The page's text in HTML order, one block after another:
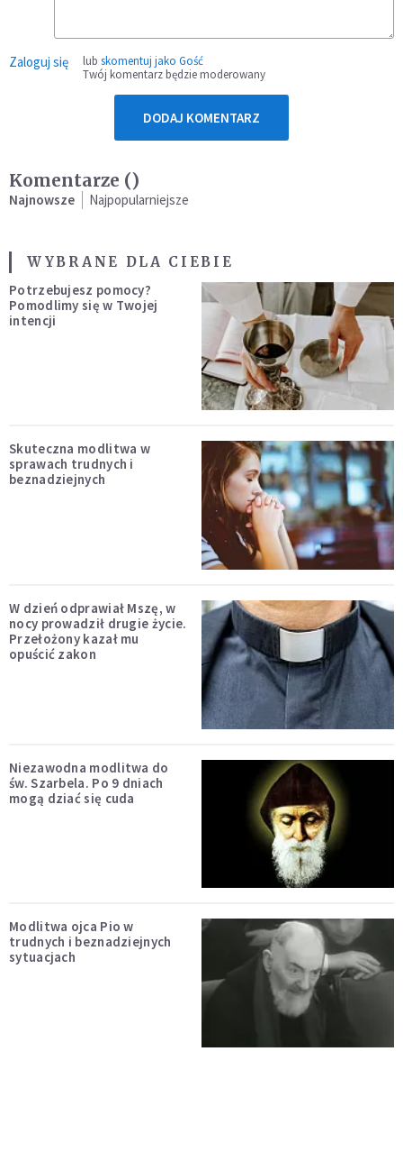
Zaloguj się lub skomentuj jako Gość
Twój komentarz będzie moderowany
DODAJ KOMENTARZ
Komentarze ()
Najnowsze Najpopularniejsze
WYBRANE DLA CIEBIE
Potrzebujesz pomocy?
Pomodlimy się w Twojej
intencji
Skuteczna modlitwa w
sprawach trudnych i
beznadziejnych
W dzień odprawiał Mszę, w
nocy prowadził drugie życie.
Przełożony kazał mu
opuścić zakon
Niezawodna modlitwa do
św. Szarbela. Po 9 dniach
mogą dziać się cuda
Modlitwa ojca Pio w
trudnych i beznadziejnych
sytuacjach